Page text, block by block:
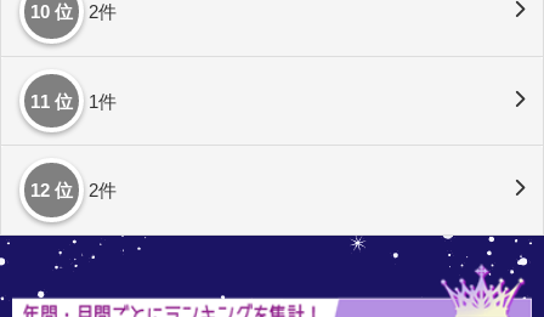
10 位 2件
11 位 1件
12 位 2件